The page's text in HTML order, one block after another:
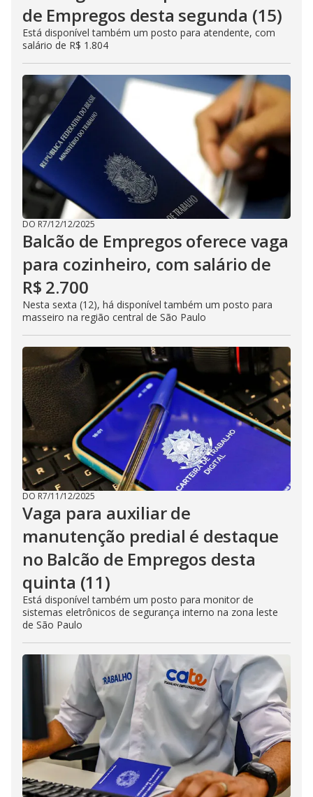
de Empregos desta segunda (15)
Está disponível também um posto para atendente, com
salário de R$ 1.804
DO R7/12/12/2025
Balcão de Empregos oferece vaga
para cozinheiro, com salário de
R$ 2.700
Nesta sexta (12), há disponível também um posto para
masseiro na região central de São Paulo
DO R7/11/12/2025
Vaga para auxiliar de
manutenção predial é destaque
no Balcão de Empregos desta
quinta (11)
Está disponível também um posto para monitor de
sistemas eletrônicos de segurança interno na zona leste
de São Paulo